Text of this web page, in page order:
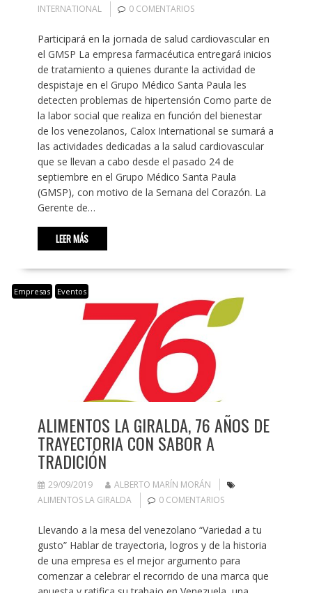
INTERNATIONAL
0 COMENTARIOS
Participará en la jornada de salud cardiovascular en
el GMSP La empresa farmacéutica entregará inicios
de tratamiento a quienes durante la actividad de
despistaje en el Grupo Médico Santa Paula les
detecten problemas de hipertensión Como parte de
la labor social que realiza en función del bienestar
de los venezolanos, Calox International se sumará a
las actividades dedicadas a la salud cardiovascular
que se llevan a cabo desde el pasado 24 de
septiembre en el Grupo Médico Santa Paula
(GMSP), con motivo de la Semana del Corazón. La
Gerente de…
LEER MÁS
Empresas Eventos
ALIMENTOS LA GIRALDA, 76 AÑOS DE
TRAYECTORIA CON SABOR A
TRADICIÓN
29/09/2019
ALBERTO MARÍN MORÁN
ALIMENTOS LA GIRALDA
0 COMENTARIOS
Llevando a la mesa del venezolano “Variedad a tu
gusto” Hablar de trayectoria, logros y de la historia
de una empresa es el mejor argumento para
comenzar a celebrar el recorrido de una marca que